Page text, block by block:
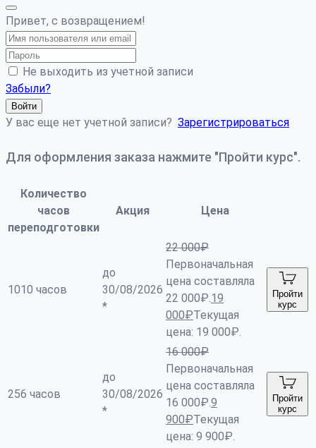
Привет, с возвращением!
Не выходить из учетной записи
Забыли?
Войти
У вас еще нет учетной записи? Зарегистрироваться
Для оформления заказа нажмите "Пройти курс".
Количество
часов
переподготовки
Акция Цена
1010 часов
до
30/08/2026
*
22 000₽
Первоначальная
цена составляла
22 000₽.19
000₽Текущая
цена: 19 000₽.
Пройти
курс
256 часов
до
30/08/2026
*
16 000₽
Первоначальная
цена составляла
16 000₽.9
900₽Текущая
цена: 9 900₽.
Пройти
курс